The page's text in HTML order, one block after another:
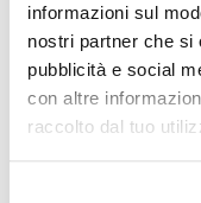
informazioni sul
nostri partner che si
pubblicità e social
con altre
raccolto dal tuo
Cintura renale integrata
Cinghia sternale con
Sistema di cablaggio
Certificato CE Livello 2